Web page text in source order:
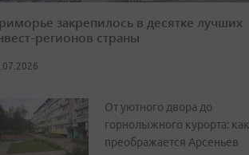
закрепилось в десятке лучших
регионов страны
От уютного двора до
горнолыжного курорта: как
преображается Арсеньев